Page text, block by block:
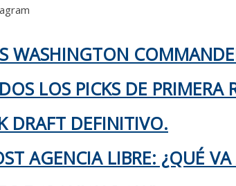
WASHINGTON
LOS PICKS DE PRIMERA
DRAFT DEFINITIVO.
AGENCIA LIBRE: ¿QUÉ